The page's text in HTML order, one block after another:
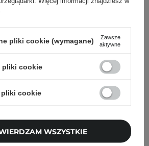
-
SkinTra - Dmaestro -
Serum
pliki cookie (wymagane)
Zawsze
aktywne
pliki cookie
pliki cookie
WSZYSTKIE